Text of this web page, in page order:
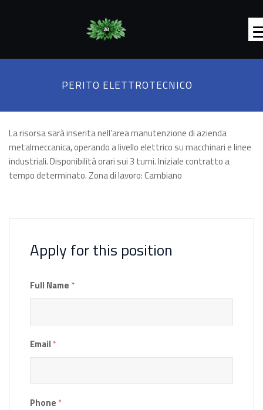
PERITO ELETTROTECNICO
La risorsa sarà inserita nell’area manutenzione di azienda
metalmeccanica, operando a livello elettrico su macchinari e linee
industriali. Disponibilità orari sui 3 turni. Iniziale contratto a
tempo determinato. Zona di lavoro: Cambiano
Apply for this position
Full Name *
Email *
Phone *